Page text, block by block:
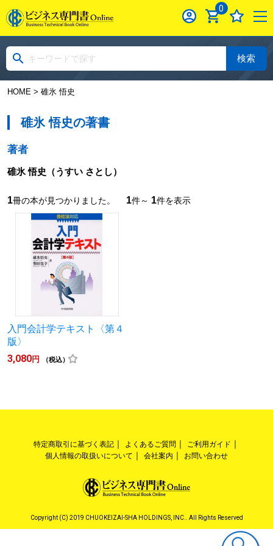
0
検索
HOME> 碓氷 悟史
碓氷 悟史の著書
著者
碓氷 悟史 （うすい さとし）
1冊の本が見つかりました。 1件～ 1件を表示
入門会計学テキスト〈第４
版〉
3,080円 （税込）
特定商取引に基づく表記 よくあるご質問
ご利用ガイド
個人情報の取扱いについて
会社案内 お問い合わせ
Copyright (C) 2019 CHUOKEIZAI-SHA HOLDINGS, INC.. All Rights Reserved